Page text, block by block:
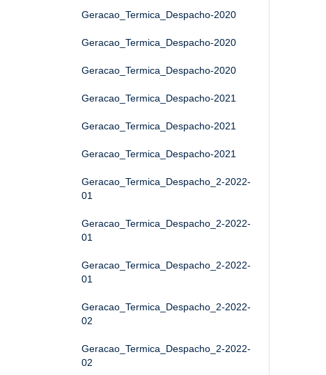
Geracao_Termica_Despacho-2020
Geracao_Termica_Despacho-2020
Geracao_Termica_Despacho-2020
Geracao_Termica_Despacho-2021
Geracao_Termica_Despacho-2021
Geracao_Termica_Despacho-2021
Geracao_Termica_Despacho_2-2022-
01
Geracao_Termica_Despacho_2-2022-
01
Geracao_Termica_Despacho_2-2022-
01
Geracao_Termica_Despacho_2-2022-
02
Geracao_Termica_Despacho_2-2022-
02